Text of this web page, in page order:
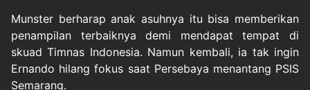
Munster berharap anak asuhnya itu bisa memberikan
penampilan terbaiknya demi mendapat tempat di
skuad Timnas Indonesia. Namun kembali, ia tak ingin
Ernando hilang fokus saat Persebaya menantang PSIS
Semarang.